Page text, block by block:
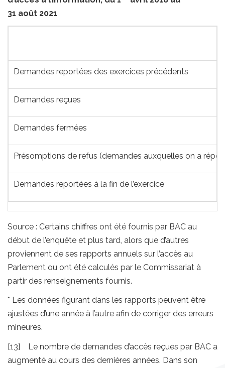
31 août 2021
Demandes reportées des exercices précédents
Demandes reçues
Demandes fermées
Présomptions de refus (demandes auxquelles on a
Demandes reportées à la fin de l’exercice
Source : Certains chiffres ont été fournis par BAC au
début de l’enquête et plus tard, alors que d’autres
proviennent de ses rapports annuels sur l’accès au
Parlement ou ont été calculés par le Commissariat à
partir des renseignements fournis.
* Les données figurant dans les rapports peuvent être
ajustées d’une année à l’autre afin de corriger des erreurs
mineures.
[13] Le nombre de demandes d’accès reçues par BAC a
augmenté au cours des dernières années. Dans son